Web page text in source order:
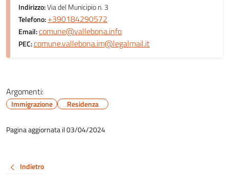
Indirizzo:Via del Municipio n. 3
Telefono:+390184290572
Email:comune@vallebona.info
PEC:comune.vallebona.im@legalmail.it
Argomenti:
Immigrazione Residenza
Pagina aggiornata il 03/04/2024
Indietro